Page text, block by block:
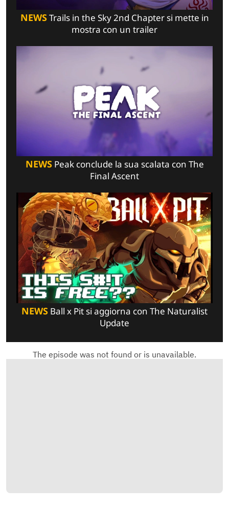
NEWSTrails in the Sky 2nd Chapter si mette in
mostra con un trailer
NEWSPeak conclude la sua scalata con The
Final Ascent
NEWS Ball x Pit si aggiorna con The Naturalist
Update